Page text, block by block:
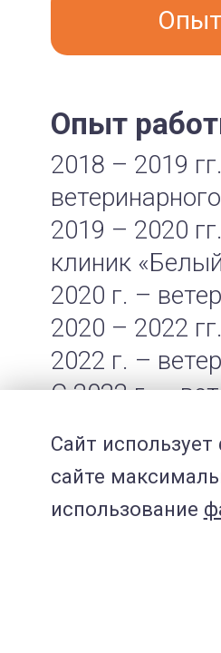
Опыт
2018 – 2019
2019 – 2020
клиник
2020 г. –
2020 – 2022
2022 г. –
С 2022 г. –
Сайт
сайте
использование